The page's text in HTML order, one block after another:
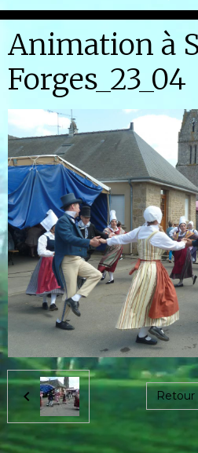
Animation à
Forges_23_04
Retour